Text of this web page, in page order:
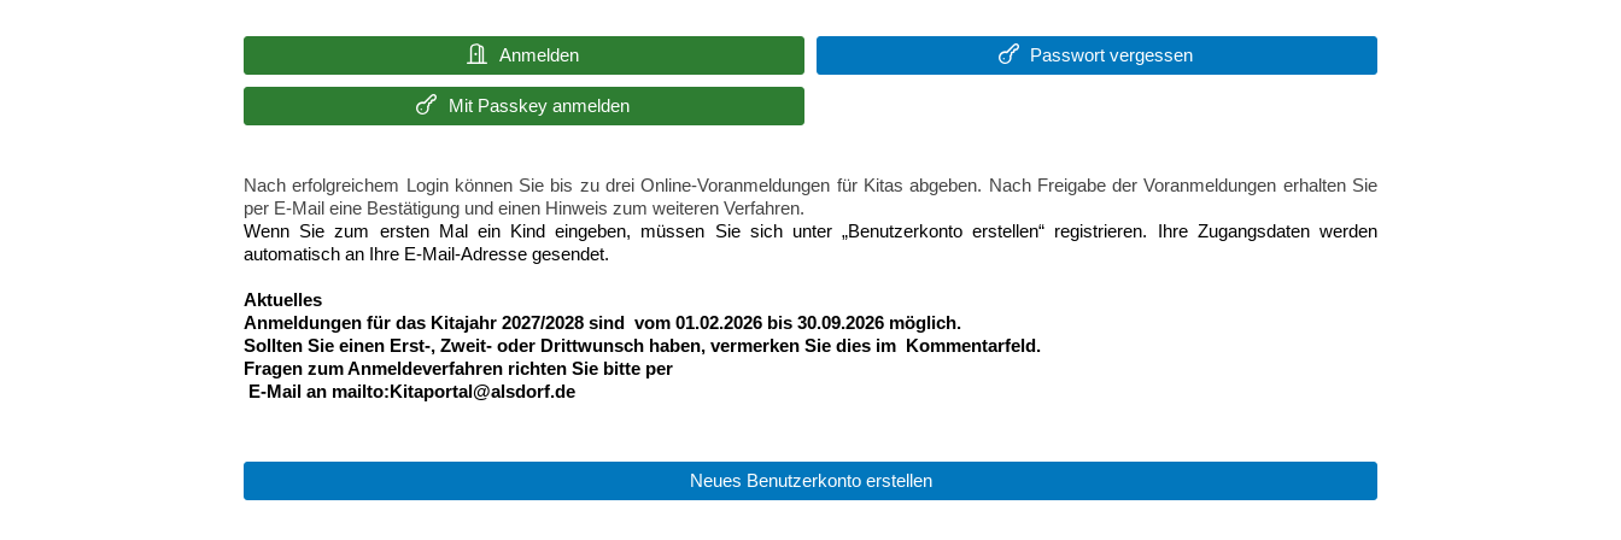
Anmelden Passwort vergessen
Mit Passkey anmelden
Nach erfolgreichem Login können Sie bis zu drei Online-Voranmeldungen für Kitas abgeben. Nach Freigabe der Voranmeldungen erhalten Sie
per E-Mail eine Bestätigung und einen Hinweis zum weiteren Verfahren.
Wenn Sie zum ersten Mal ein Kind eingeben, müssen Sie sich unter „Benutzerkonto erstellen“ registrieren. Ihre Zugangsdaten werden
automatisch an Ihre E-Mail-Adresse gesendet.
Aktuelles
Anmeldungen für das Kitajahr 2027/2028 sind vom 01.02.2026 bis 30.09.2026 möglich.
Sollten Sie einen Erst-, Zweit- oder Drittwunsch haben, vermerken Sie dies im Kommentarfeld.
Fragen zum Anmeldeverfahren richten Sie bitte per
E-Mail an mailto:Kitaportal@alsdorf.de
Neues Benutzerkonto erstellen